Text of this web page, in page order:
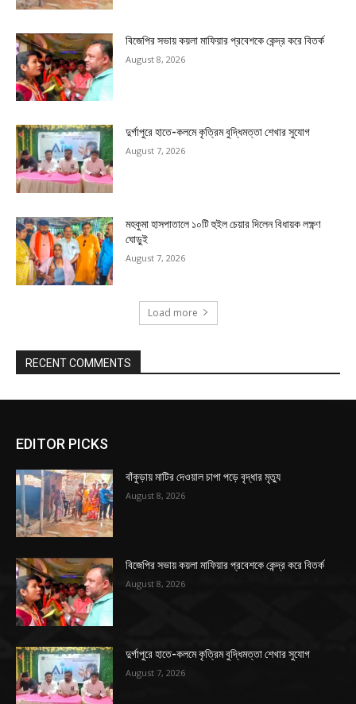
বিজেপির সভায় কয়লা মাফিয়ার প্রবেশকে কেন্দ্র করে বিতর্ক
August 8, 2026
দুর্গাপুরে হাতে-কলমে কৃত্রিম বুদ্ধিমত্তা শেখার সুযোগ
August 7, 2026
মহকুমা হাসপাতালে ১০টি হুইল চেয়ার দিলেন বিধায়ক লক্ষ্ণণ
ঘোড়ুই
August 7, 2026
Load more
RECENT COMMENTS
EDITOR PICKS
বাঁকুড়ায় মাটির দেওয়াল চাপা পড়ে বৃদ্ধার মৃত্যু
August 8, 2026
বিজেপির সভায় কয়লা মাফিয়ার প্রবেশকে কেন্দ্র করে বিতর্ক
August 8, 2026
দুর্গাপুরে হাতে-কলমে কৃত্রিম বুদ্ধিমত্তা শেখার সুযোগ
August 7, 2026